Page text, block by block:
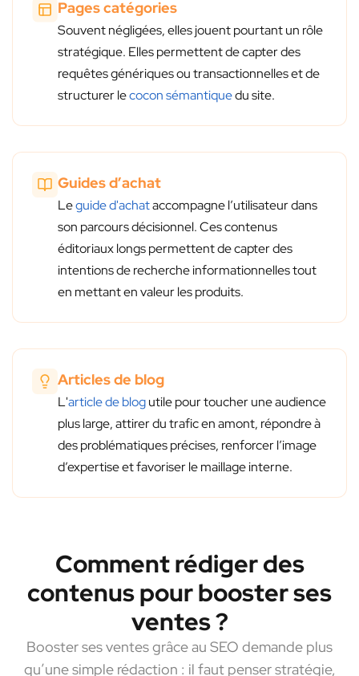
Pages catégories
Souvent négligées, elles jouent pourtant un rôle
stratégique. Elles permettent de capter des
requêtes génériques ou transactionnelles et de
structurer lecocon sémantiquedu site.
Guides d’achat
Leguide d'achataccompagne l’utilisateur dans
son parcours décisionnel. Ces contenus
éditoriaux longs permettent de capter des
intentions de recherche informationnelles tout
en mettant en valeur les produits.
Articles de blog
L'article de blogutile pour toucher une audience
plus large, attirer du trafic en amont, répondre à
des problématiques précises, renforcer l’image
d’expertise et favoriser le maillage interne.
Comment rédiger des
contenus pour booster ses
ventes ?
Booster ses ventes grâce au SEO demande plus
qu’une simple rédaction : il faut penser stratégie,